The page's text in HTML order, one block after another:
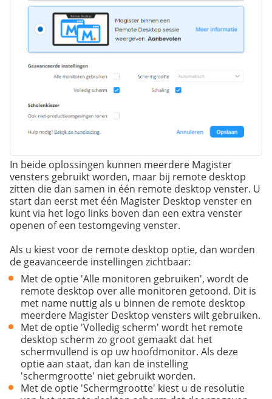
In beide oplossingen kunnen meerdere Magister
vensters gebruikt worden, maar bij remote desktop
zitten die dan samen in één remote desktop venster. U
start dan eerst met één Magister Desktop venster en
kunt via het logo links boven dan een extra venster
openen of een testomgeving venster.
Als u kiest voor de remote desktop optie, dan worden
de geavanceerde instellingen zichtbaar:
Met de optie 'Alle monitoren gebruiken', wordt de
remote desktop over alle monitoren getoond. Dit is
met name nuttig als u binnen de remote desktop
meerdere Magister Desktop vensters wilt gebruiken.
Met de optie 'Volledig scherm' wordt het remote
desktop scherm zo groot gemaakt dat het
schermvullend is op uw hoofdmonitor. Als deze
optie aan staat, dan kan de instelling
'schermgrootte' niet gebruikt worden.
Met de optie 'Schermgrootte' kiest u de resolutie